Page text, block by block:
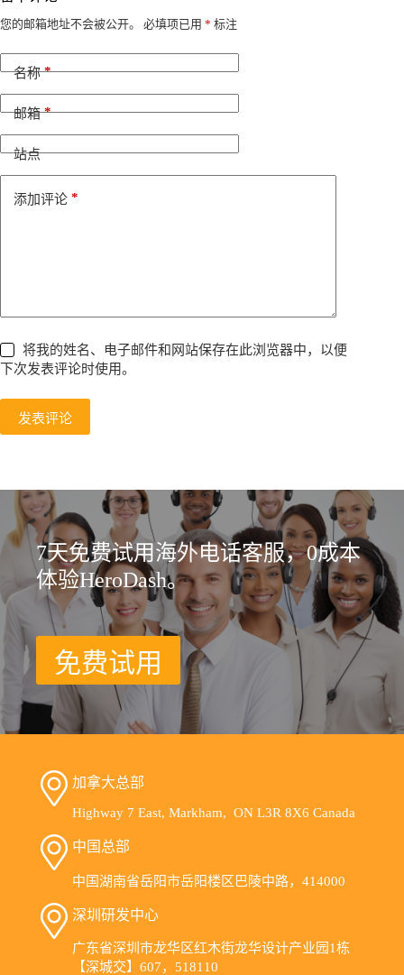
您的邮箱地址不会被公开。 必填项已用 * 标注
名称*
邮箱*
站点
添加评论 *
将我的姓名、电子邮件和网站保存在此浏览器中，以便
下次发表评论时使用。
发表评论
A
t
e
t
i
7天免费试用海外电话客服，0成本
体验HeroDash。
免费试用
加拿大总部
Highway 7 East, Markham, ON L3R 8X6 Canada
中国总部
中国湖南省岳阳市岳阳楼区巴陵中路，414000
深圳研发中心
广东省深圳市龙华区红木街龙华设计产业园1栋
【深城交】607，518110